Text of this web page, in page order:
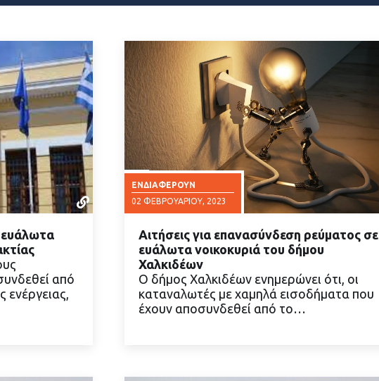
από
ενέργειας,
ΕΝΔΙΑΦΈΡΟΥΝ
02 ΦΕΒΡΟΥΑΡΊΟΥ, 2023
ΔΙΑΒΑΣΤΕ ΠΕΡΙΣΣΟΤΕΡΑ
Αιτήσεις για επανασύνδεση ρεύματος σε
ευάλωτα νοικοκυριά του δήμου
Χαλκιδέων
Ο δήμος Χαλκιδέων ενημερώνει ότι, οι
καταναλωτές με χαμηλά εισοδήματα που
έχουν αποσυνδεθεί από το…